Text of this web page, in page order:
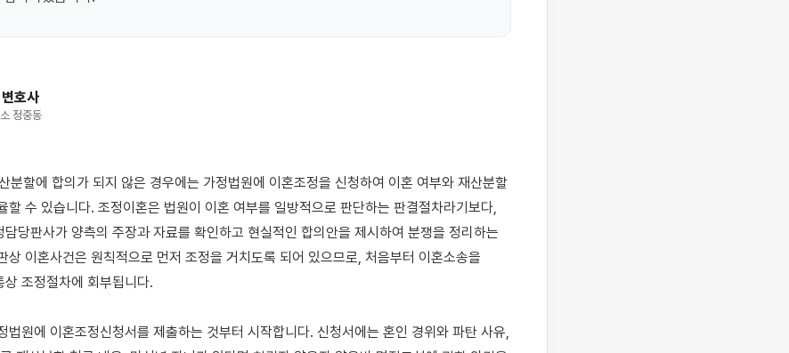
호사
정중동
할 수 있습니다. 조정이혼은 법원이 이혼 여부를 일방적으로 판단하는 판결절차라기보다,
담당판사가 양측의 주장과 자료를 확인하고 현실적인 합의안을 제시하여 분쟁을 정리하는
상 이혼사건은 원칙적으로 먼저 조정을 거치도록 되어 있으므로, 처음부터 이혼소송을
상 조정절차에 회부됩니다.
법원에 이혼조정신청서를 제출하는 것부터 시작합니다. 신청서에는 혼인 경위와 파탄 사유,